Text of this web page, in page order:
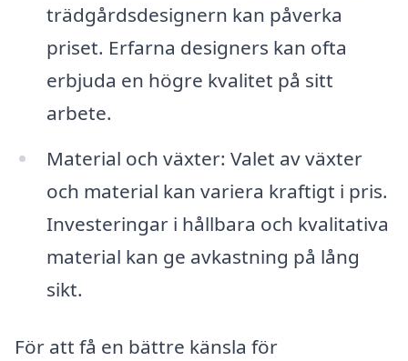
trädgårdsdesignern kan påverka
priset. Erfarna designers kan ofta
erbjuda en högre kvalitet på sitt
arbete.
Material och växter: Valet av växter
och material kan variera kraftigt i pris.
Investeringar i hållbara och kvalitativa
material kan ge avkastning på lång
sikt.
För att få en bättre känsla för